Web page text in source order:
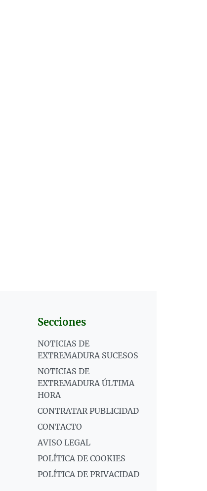
Secciones
NOTICIAS DE
EXTREMADURA SUCESOS
NOTICIAS DE
EXTREMADURA ÚLTIMA
HORA
CONTRATAR PUBLICIDAD
CONTACTO
AVISO LEGAL
POLÍTICA DE COOKIES
POLÍTICA DE PRIVACIDAD